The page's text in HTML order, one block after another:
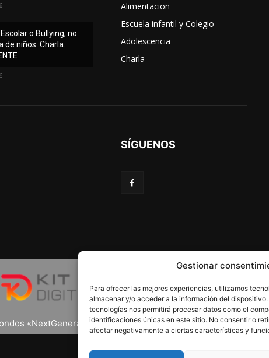
Gestionar
Para ofrecer las mejores experiencias, utilizamos
almacenar y/o acceder a la información del
tecnologías nos permitirá procesar datos como el
identificaciones únicas en este sitio. No consentir o
afectar negativamente a ciertas características y
o Bullying, no
de niños. Charla.
Alimentacion
Escuela infantil y Colegio
Adolescencia
Charla
SÍGUENOS
«NextGenerationEU» y el programa Kit Digital.